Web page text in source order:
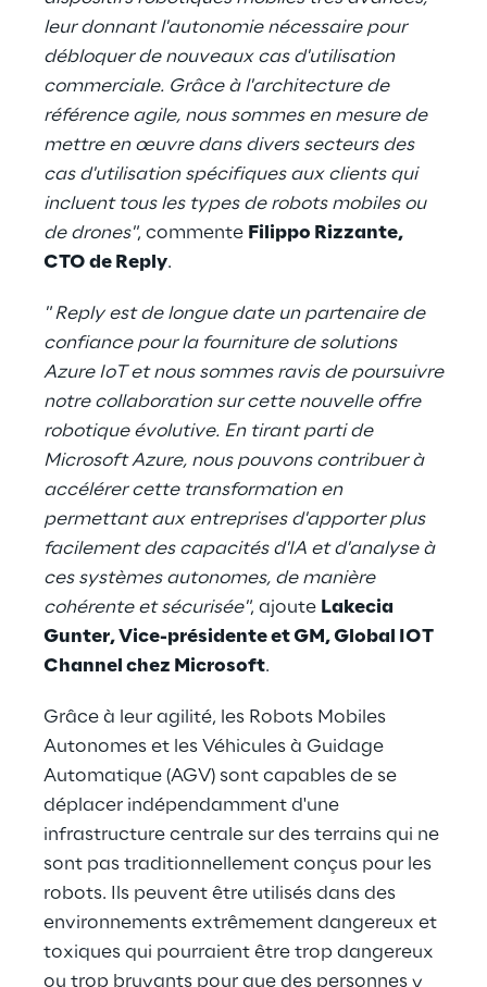
leur donnant l'autonomie nécessaire pour
débloquer de nouveaux cas d'utilisation
commerciale. Grâce à l'architecture de
référence agile, nous sommes en mesure de
mettre en œuvre dans divers secteurs des
cas d'utilisation spécifiques aux clients qui
incluent tous les types de robots mobiles ou
de drones", commente Filippo Rizzante,
CTO de Reply.
" Reply est de longue date un partenaire de
confiance pour la fourniture de solutions
Azure IoT et nous sommes ravis de poursuivre
notre collaboration sur cette nouvelle offre
robotique évolutive. En tirant parti de
Microsoft Azure, nous pouvons contribuer à
accélérer cette transformation en
permettant aux entreprises d'apporter plus
facilement des capacités d'IA et d'analyse à
ces systèmes autonomes, de manière
cohérente et sécurisée", ajoute Lakecia
Gunter, Vice-présidente et GM, Global IOT
Channel chez Microsoft.
Grâce à leur agilité, les Robots Mobiles
Autonomes et les Véhicules à Guidage
Automatique (AGV) sont capables de se
déplacer indépendamment d'une
infrastructure centrale sur des terrains qui ne
sont pas traditionnellement conçus pour les
robots. Ils peuvent être utilisés dans des
environnements extrêmement dangereux et
toxiques qui pourraient être trop dangereux
ou trop bruyants pour que des personnes y